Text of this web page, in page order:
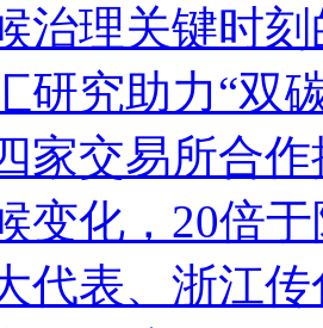
治理关键时刻
研究助力“双
家交易所合
变化，20倍
代表、浙江